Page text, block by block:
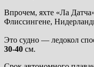
Впрочем, яхте «Ла
Флиссингене,
Это судно — ледокол
30-40 см.